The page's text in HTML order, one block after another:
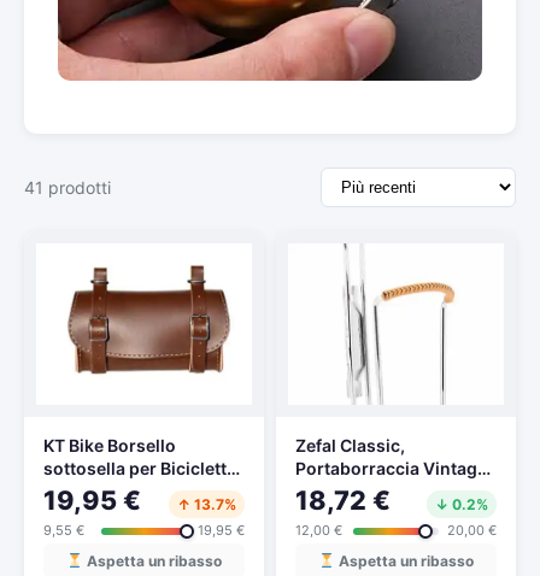
41 prodotti
KT Bike Borsello
sottosella per Bicicletta.
Borsa sotto Sella per
Bici. Similpelle. Colore
Marrone. Made in Italy
(Vin_3 Eco_M)
19,95 € ↑ 13.7%
9,55 € 19,95 €
Aspetta un ribasso
Zefal Classic,
Portaborraccia Vintage
Unisex Adulto, Bianco
18,72 € ↓ 0.2%
12,00 € 20,00 €
Aspetta un ribasso